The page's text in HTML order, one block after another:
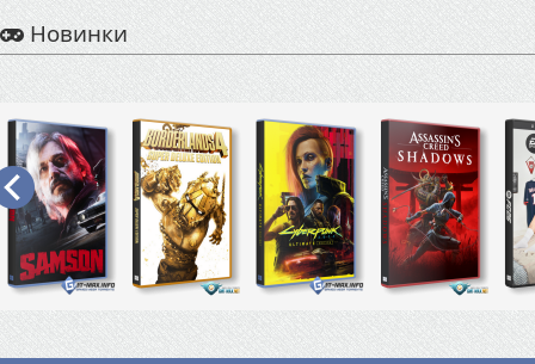
Новинки